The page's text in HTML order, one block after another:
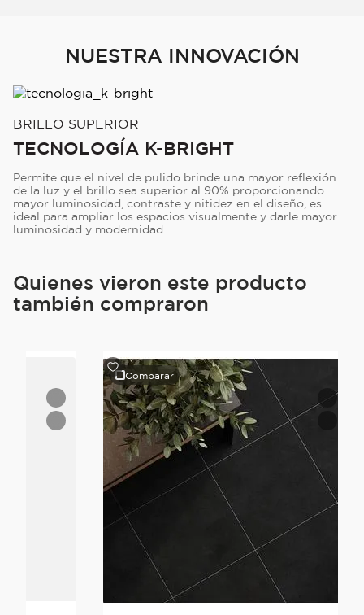
NUESTRA INNOVACIÓN
BRILLO SUPERIOR
TECNOLOGÍA K-BRIGHT
Permite que el nivel de pulido brinde una mayor reflexión
de la luz y el brillo sea superior al 90% proporcionando
mayor luminosidad, contraste y nitidez en el diseño, es
ideal para ampliar los espacios visualmente y darle mayor
luminosidad y modernidad.
Quienes vieron este producto
también compraron
Comparar